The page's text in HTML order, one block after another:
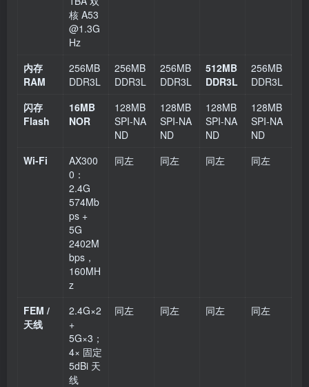
核 A53
@1.3G
Hz
内存
RAM
256MB
DDR3L
256MB
DDR3L
256MB
DDR3L
512MB
DDR3L
256MB
DDR3L
闪存
Flash
16MB
NOR
128MB
SPI‑NA
ND
128MB
SPI‑NA
ND
128MB
SPI‑NA
ND
128MB
SPI‑NA
ND
Wi‑Fi
AX300
0：
2.4G
574Mb
ps +
5G
2402M
bps，
160MH
z
同左 同左 同左 同左
FEM /
天线
2.4G×2
+
5G×3；
4× 固定
5dBi 天
线
同左 同左 同左 同左